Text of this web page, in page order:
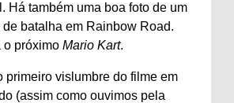
Há também uma boa foto de um
de batalha em Rainbow Road.
o próximo Mario Kart.
primeiro vislumbre do filme em
(assim como ouvimos pela